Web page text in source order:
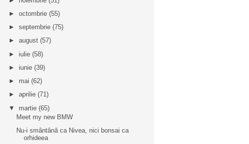
► octombrie (55)
► septembrie (75)
► august (57)
► iulie (58)
► iunie (39)
► mai (62)
► aprilie (71)
▼ martie (65)
Meet my new BMW
Nu-i smântână ca Nivea, nici bonsai ca
orhideea